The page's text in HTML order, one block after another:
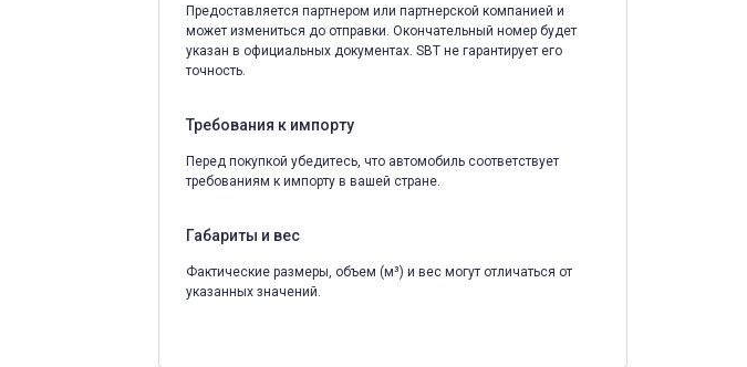
Предоставляется партнером или партнерской компанией и
может измениться до отправки. Окончательный номер будет
указан в официальных документах. SBT не гарантирует его
точность.
Требования к импорту
Перед покупкой убедитесь, что автомобиль соответствует
требованиям к импорту в вашей стране.
Габариты и вес
Фактические размеры, объем (м³) и вес могут отличаться от
указанных значений.